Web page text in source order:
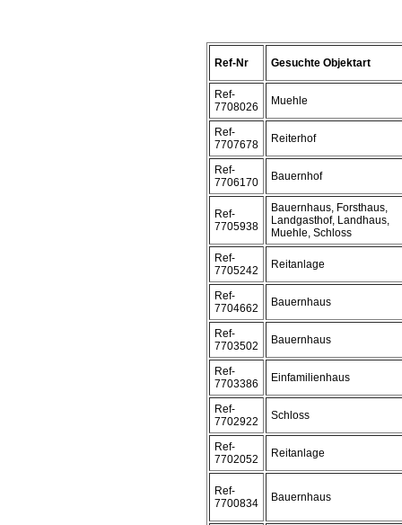
Ref-Nr Gesuchte Objektart
Ref-
7708026
Muehle
Ref-
7707678
Reiterhof
Ref-
7706170
Bauernhof
Ref-
7705938
Bauernhaus, Forsthaus,
Landgasthof, Landhaus,
Muehle, Schloss
Ref-
7705242
Reitanlage
Ref-
7704662
Bauernhaus
Ref-
7703502
Bauernhaus
Ref-
7703386
Einfamilienhaus
Ref-
7702922
Schloss
Ref-
7702052
Reitanlage
Ref-
7700834
Bauernhaus